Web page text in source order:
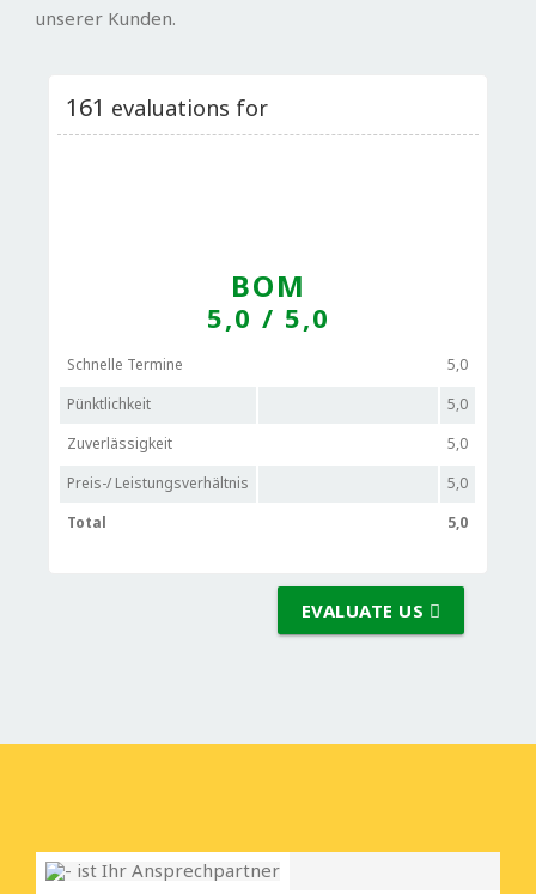
unserer Kunden.
161 evaluations for
BOM
5,0 / 5,0
Schnelle Termine
5,0
Pünktlichkeit
5,0
Zuverlässigkeit
5,0
Preis-/ Leistungsverhältnis
5,0
Total
5,0
EVALUATE US